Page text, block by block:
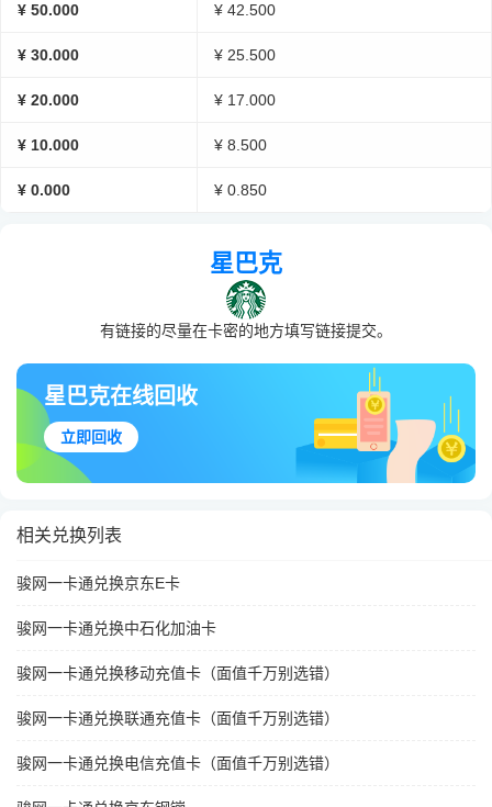
¥ 50.000 ¥ 42.500
¥ 30.000 ¥ 25.500
¥ 20.000 ¥ 17.000
¥ 10.000 ¥ 8.500
¥ 0.000 ¥ 0.850
星巴克
有链接的尽量在卡密的地方填写链接提交。
星巴克在线回收
立即回收
相关兑换列表
骏网一卡通兑换京东E卡
骏网一卡通兑换中石化加油卡
骏网一卡通兑换移动充值卡（面值千万别选错）
骏网一卡通兑换联通充值卡（面值千万别选错）
骏网一卡通兑换电信充值卡（面值千万别选错）